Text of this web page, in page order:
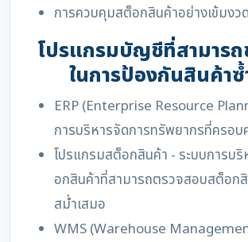
การควบคุมสต็อกสินค้าอย่างเข้มงวด
โปรแกรมบัญชีที่สามารถ
ในการป้องกันสินค้า
ERP (Enterprise Resource
การบริหารจัดการทรัพยากรที่ครอ
โปรแกรมสต็อกสินค้า - ระบบการบ
อกสินค้าที่สามารถตรวจสอบสต็อก
สม่ำเสมอ
WMS (Warehouse